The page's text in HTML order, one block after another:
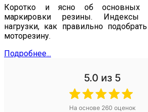
Коротко и ясно об основных
маркировки резины. Индексы
нагрузки, как правильно
моторезину.
Подробнее...
5.0 из 5
На основе 260 оценок